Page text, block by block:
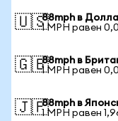
🇺🇸88mph в
1 MPH равен
🇬🇧88mph в
1 MPH равен
🇯🇵88mph в
1 MPH равен